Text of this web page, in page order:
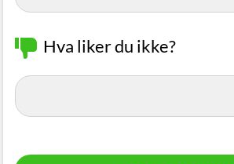
Hva liker du ikke?